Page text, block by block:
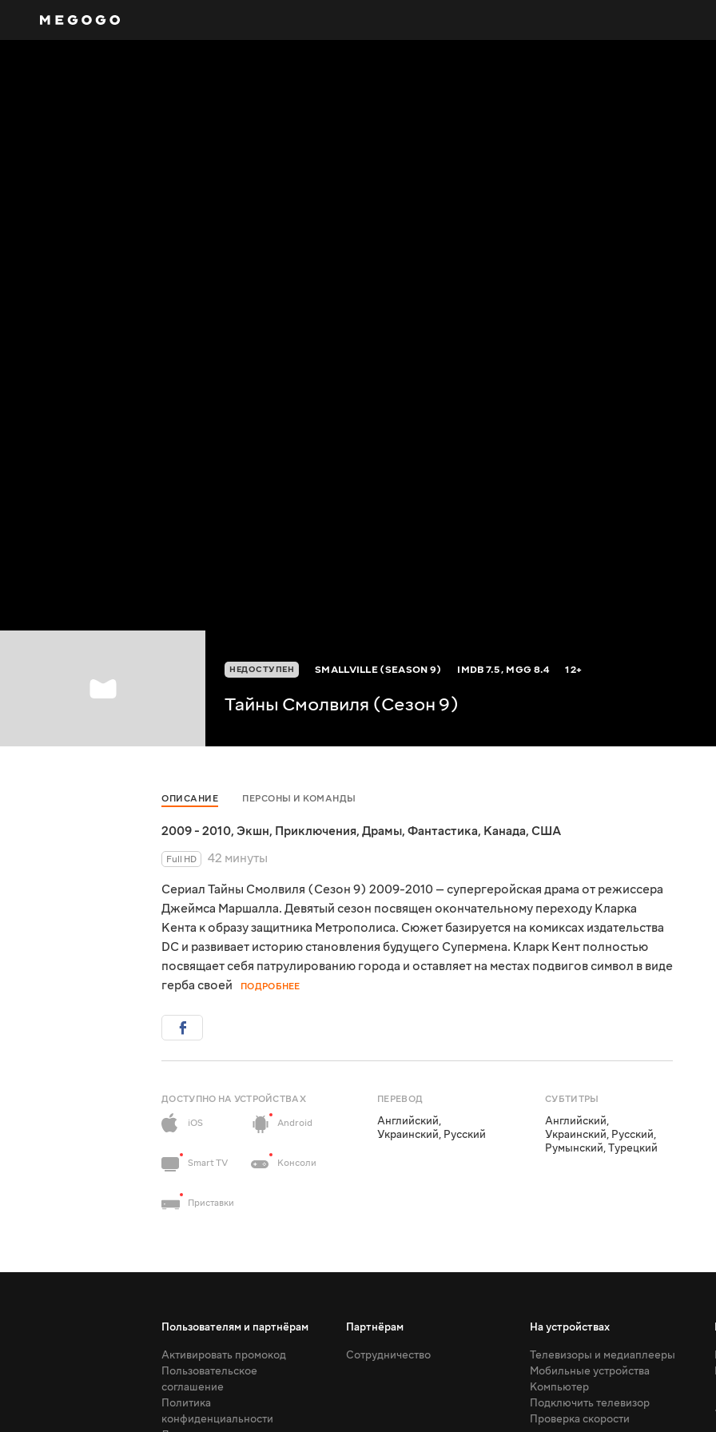
НЕДОСТУПЕН SMALLVILLE (SEASON 9) IMDB7.5, MGG8.4 12+
Тайны Смолвиля (Сезон 9)
ОПИСАНИЕ ПЕРСОНЫ И КОМАНДЫ
2009 - 2010, Экшн, Приключения, Драмы, Фантастика, Канада, США
Full HD
42 минуты
Сериал Тайны Смолвиля (Сезон 9) 2009-2010 — супергеройская драма от режиссера
Джеймса Маршалла. Девятый сезон посвящен окончательному переходу Кларка
Кента к образу защитника Метрополиса. Сюжет базируется на комиксах издательства
DC и развивает историю становления будущего Супермена. Кларк Кент полностью
посвящает себя патрулированию города и оставляет на местах подвигов символ в виде
герба своей
ПОДРОБНЕЕ
ДОСТУПНО НА УСТРОЙСТВАХ
iOS
Android
Smart TV Консоли
Приставки
ПЕРЕВОД
Английский,
Украинский, Русский
СУБТИТРЫ
Английский,
Украинский, Русский,
Румынский,Турецкий
Пользователям и партнёрам
Активировать промокод
Пользовательское
соглашение
Политика
конфиденциальности
Партнёрам
Сотрудничество
На устройствах
Телевизоры и медиаплееры
Мобильные устройства
Компьютер
Подключить телевизор
Проверка скорости